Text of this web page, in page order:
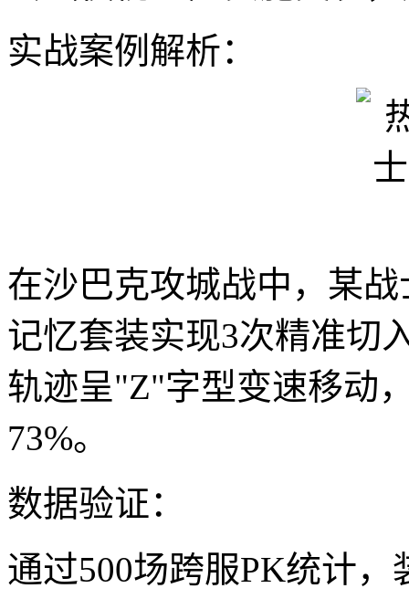
实战案例解析：
在沙巴克攻城战中，某
记忆套装实现3次精准切
轨迹呈"Z"字型变速移动
73%。
数据验证：
通过500场跨服PK统计